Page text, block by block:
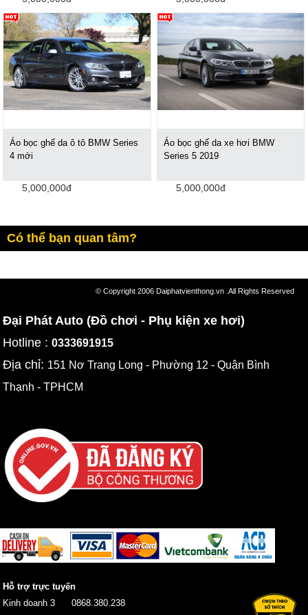
Áo bọc ghế da ô tô BMW Series
4 mới
5,000,000đ
Áo bọc ghế da xe hơi BMW
Series 5 2019
5,000,000đ
Có thể bạn quan tâm?
© Copyright 2006 Daiphatvienthong.vn .All Rights Reserved
Đại Phát Auto (Đồ chơi - Phụ kiện xe hơi)
Hotline :0333691915
Địa chỉ: 151 Nơ Trang Long - Phường 12 - Quận Bình
Thạnh - TPHCM
Hỗ trợ trực tuyến
Kinh doanh 3
0868.380.238